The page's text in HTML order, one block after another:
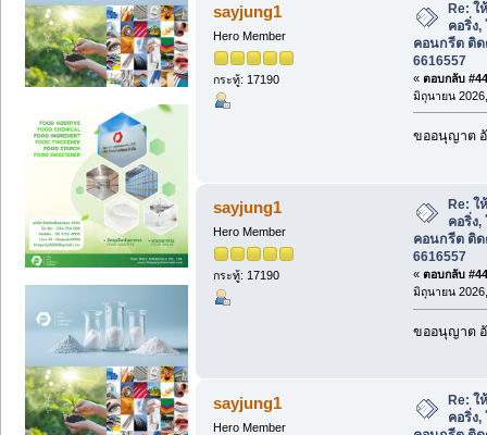
sayjung1
Hero Member
กระทู้: 17190
Re: ใ
คอริ่ง,
คอนกรีต ติ
6616557
« ตอบกลับ
มิถุนายน
ขออนุญาต
sayjung1
Hero Member
กระทู้: 17190
Re: ใ
คอริ่ง,
คอนกรีต ติ
6616557
« ตอบกลับ
มิถุนายน
ขออนุญาต
sayjung1
Hero Member
Re: ใ
คอริ่ง,